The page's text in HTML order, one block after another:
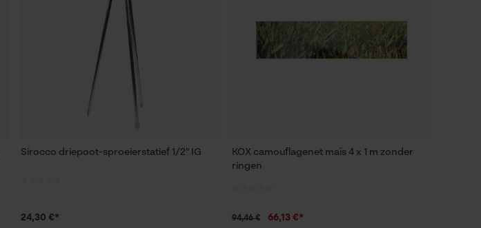
Sirocco driepoot-sproeierstatief 1/2" IG
24,30 €*
KOX camouflagenet maïs 4 x 1 m zonder
ringen
94,46 € 66,13 €*